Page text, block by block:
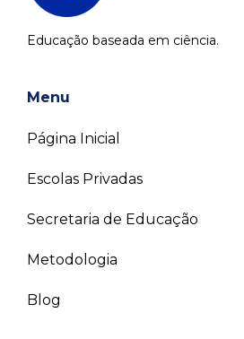
Educação baseada em ciência.
Menu
Página Inicial
Escolas Privadas
Secretaria de Educação
Metodologia
Blog